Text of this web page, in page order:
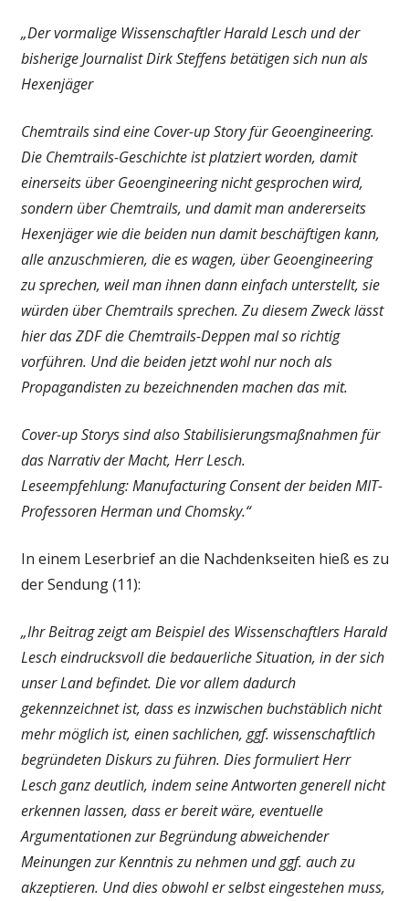
„Der vormalige Wissenschaftler Harald Lesch und der
bisherige Journalist Dirk Steffens betätigen sich nun als
Hexenjäger
Chemtrails sind eine Cover-up Story für Geoengineering.
Die Chemtrails-Geschichte ist platziert worden, damit
einerseits über Geoengineering nicht gesprochen wird,
sondern über Chemtrails, und damit man andererseits
Hexenjäger wie die beiden nun damit beschäftigen kann,
alle anzuschmieren, die es wagen, über Geoengineering
zu sprechen, weil man ihnen dann einfach unterstellt, sie
würden über Chemtrails sprechen. Zu diesem Zweck lässt
hier das ZDF die Chemtrails-Deppen mal so richtig
vorführen. Und die beiden jetzt wohl nur noch als
Propagandisten zu bezeichnenden machen das mit.
Cover-up Storys sind also Stabilisierungsmaßnahmen für
das Narrativ der Macht, Herr Lesch.
Leseempfehlung: Manufacturing Consent der beiden MIT-
Professoren Herman und Chomsky.“
In einem Leserbrief an die Nachdenkseiten hieß es zu
der Sendung (11):
„Ihr Beitrag zeigt am Beispiel des Wissenschaftlers Harald
Lesch eindrucksvoll die bedauerliche Situation, in der sich
unser Land befindet. Die vor allem dadurch
gekennzeichnet ist, dass es inzwischen buchstäblich nicht
mehr möglich ist, einen sachlichen, ggf. wissenschaftlich
begründeten Diskurs zu führen. Dies formuliert Herr
Lesch ganz deutlich, indem seine Antworten generell nicht
erkennen lassen, dass er bereit wäre, eventuelle
Argumentationen zur Begründung abweichender
Meinungen zur Kenntnis zu nehmen und ggf. auch zu
akzeptieren. Und dies obwohl er selbst eingestehen muss,